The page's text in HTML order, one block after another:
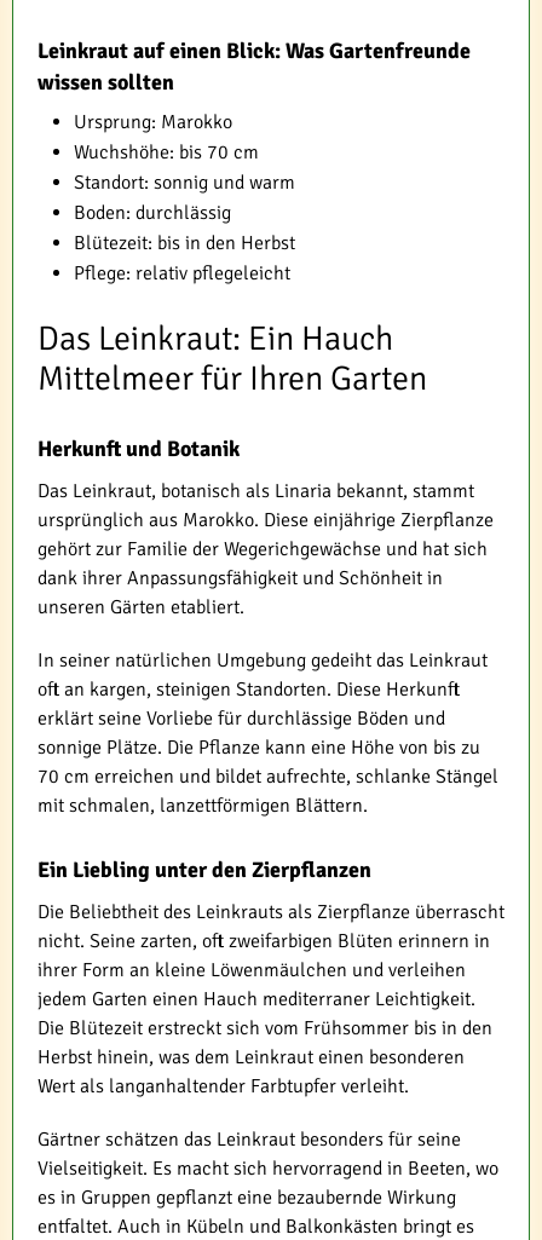
Leinkraut auf einen Blick: Was Gartenfreunde
wissen sollten
Ursprung: Marokko
Wuchshöhe: bis 70 cm
Standort: sonnig und warm
Boden: durchlässig
Blütezeit: bis in den Herbst
Pflege: relativ pflegeleicht
Das Leinkraut: Ein Hauch
Mittelmeer für Ihren Garten
Herkunft und Botanik
Das Leinkraut, botanisch als Linaria bekannt, stammt
ursprünglich aus Marokko. Diese einjährige Zierpflanze
gehört zur Familie der Wegerichgewächse und hat sich
dank ihrer Anpassungsfähigkeit und Schönheit in
unseren Gärten etabliert.
In seiner natürlichen Umgebung gedeiht das Leinkraut
oft an kargen, steinigen Standorten. Diese Herkunft
erklärt seine Vorliebe für durchlässige Böden und
sonnige Plätze. Die Pflanze kann eine Höhe von bis zu
70 cm erreichen und bildet aufrechte, schlanke Stängel
mit schmalen, lanzettförmigen Blättern.
Ein Liebling unter den Zierpflanzen
Die Beliebtheit des Leinkrauts als Zierpflanze überrascht
nicht. Seine zarten, oft zweifarbigen Blüten erinnern in
ihrer Form an kleine Löwenmäulchen und verleihen
jedem Garten einen Hauch mediterraner Leichtigkeit.
Die Blütezeit erstreckt sich vom Frühsommer bis in den
Herbst hinein, was dem Leinkraut einen besonderen
Wert als langanhaltender Farbtupfer verleiht.
Gärtner schätzen das Leinkraut besonders für seine
Vielseitigkeit. Es macht sich hervorragend in Beeten, wo
es in Gruppen gepflanzt eine bezaubernde Wirkung
entfaltet. Auch in Kübeln und Balkonkästen bringt es